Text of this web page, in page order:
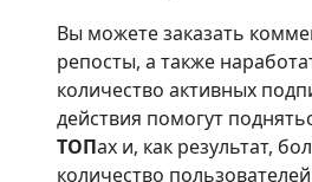
Вы можете заказать
репосты, а также
количество активных
действия помогут
ТОПах и, как результат,
количество